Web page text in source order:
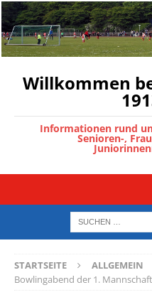
Willkommen
Informationen rund
Senioren-,
STARTSEITE ALLGEMEIN
Bowlingabend der 1.